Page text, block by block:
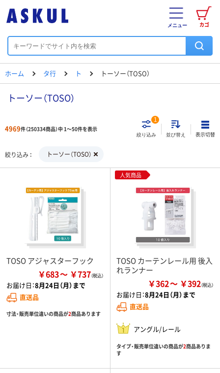
カゴ
メニュー
ホーム タ行 ト トーソー（TOSO）
トーソー（TOSO）
4969件（250334商品）中 1～50件を表示
絞り込み
1
並び替え 表示切替
絞り込み トーソー（TOSO）
TOSO アジャスターフック
￥683 ￥737
お届け日：8月24日（月）まで
直送品
寸法・販売単位違いの商品が2商品あります
人気商品
TOSO カーテンレール用 後入
れランナー
￥362 ￥392
お届け日：8月24日（月）まで
直送品
アングル/レール
タイプ・販売単位違いの商品が2商品ありま
す